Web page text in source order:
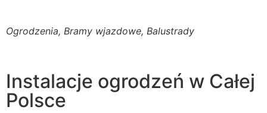
Ogrodzenia, Bramy wjazdowe, Balustrady
Instalacje ogrodzeń w Całej
Polsce